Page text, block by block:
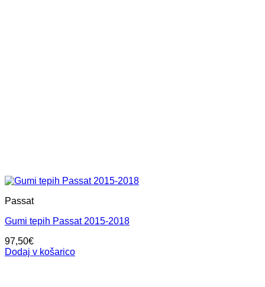
Passat
Gumi tepih Passat 2015-2018
97,50€
Dodaj v košarico